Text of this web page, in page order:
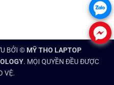
BỞI © MỸ THO LAPTOP
. MỌI QUYỀN ĐỀU ĐƯỢC
VỆ.
.
.